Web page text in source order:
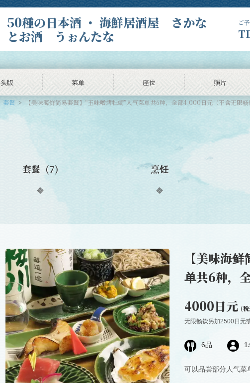
50種の日本酒 ・ 海鮮居酒屋 さかな
とお酒 うぉんたな
ご
头版 菜单 座位 照片
套餐 【美味海鲜简易套餐】“玉味噌烤牡蛎”人气菜单共6种，全部4,000日元（不含无限畅
套餐 (7) 烹饪
【美味海
单共6种，
4000日元 (
无限畅饮另加2500日元
6品 1
可以品尝部分人气菜